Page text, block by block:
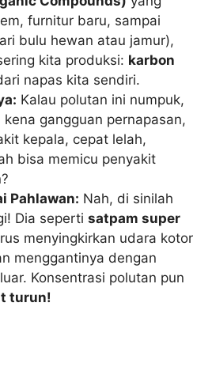
furnitur baru, sampai
bulu hewan atau jamur),
kita produksi: karbon
napas kita sendiri.
Kalau polutan ini numpuk,
gangguan pernapasan,
kepala, cepat lelah,
bisa memicu penyakit
Pahlawan: Nah, di sinilah
Dia sepertisatpam super
menyingkirkan udara kotor
menggantinya dengan
Konsentrasi polutan pun
turun!